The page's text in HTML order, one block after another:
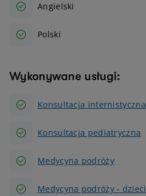
Angielski
Polski
Wykonywane usługi:
Konsultacja internistyczna
Konsultacja pediatryczna
Medycyna podróży
Medycyna podróży - dzieci